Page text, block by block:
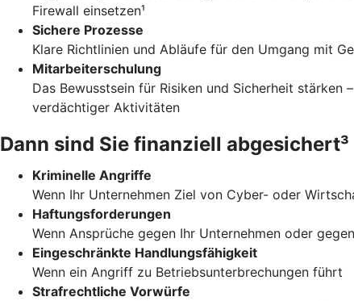
Firewall einsetzen¹
Sichere Prozesse
Klare Richtlinien und Abläufe für den Umgang mit
Mitarbeiterschulung
Das Bewusstsein für Risiken und Sicherheit
verdächtiger Aktivitäten
Dann sind Sie finanziell abgesichert³
Kriminelle Angriffe
Wenn Ihr Unternehmen Ziel von Cyber- oder
Haftungsforderungen
Wenn Ansprüche gegen Ihr Unternehmen oder
Eingeschränkte Handlungsfähigkeit
Wenn ein Angriff zu Betriebsunterbrechungen führt
Strafrechtliche Vorwürfe